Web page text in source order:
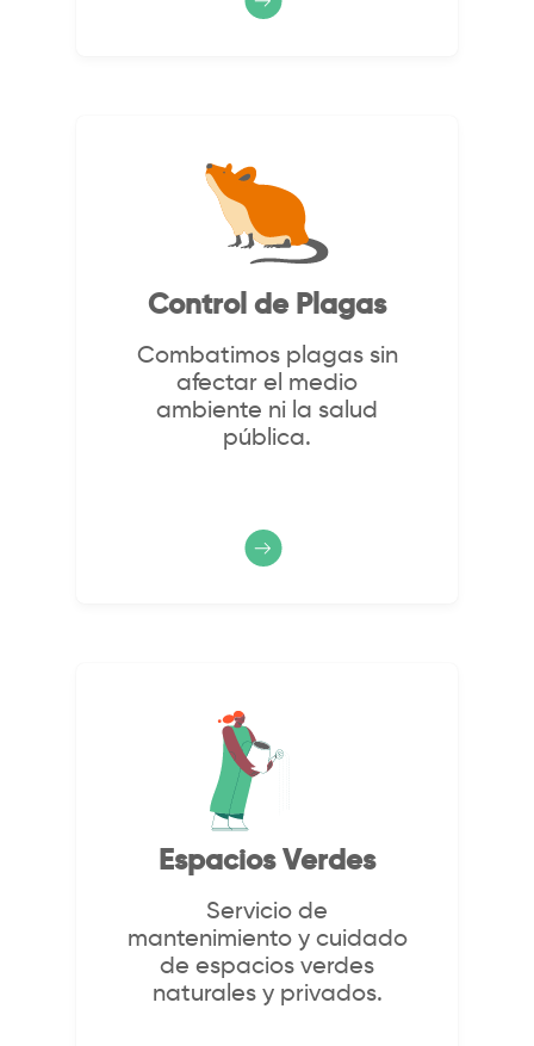
Control de Plagas
Combatimos plagas sin
afectar el medio
ambiente ni la salud
pública.
Espacios Verdes
Servicio de
mantenimiento y cuidado
de espacios verdes
naturales y privados.